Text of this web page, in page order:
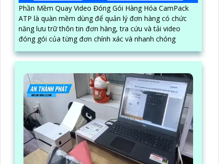
Phần Mềm Quay Video Đóng Gói Hàng Hóa CamPack
ATP là quàn mềm dùng để quản lý đơn hàng có chức
năng lưu trữ thôn tin đơn hàng, tra cứu và tải video
đóng gói của từng đơn chính xác và nhanh chóng